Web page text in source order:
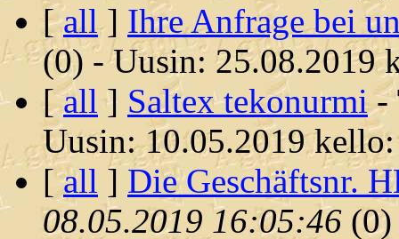
[all] Ihre Anfrage bei
(0) - Uusin: 25.08.2019
[all ] Saltex tekonurmi-
Uusin: 10.05.2019
[all ] Die Geschäftsnr.
08.05.2019 16:05:46 (